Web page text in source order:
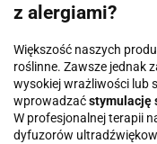
z alergiami?
Większość naszych
roślinne. Zawsze jednak
wysokiej wrażliwości lub
wprowadzaćstymulację
W profesjonalnej terapii
dyfuzorów